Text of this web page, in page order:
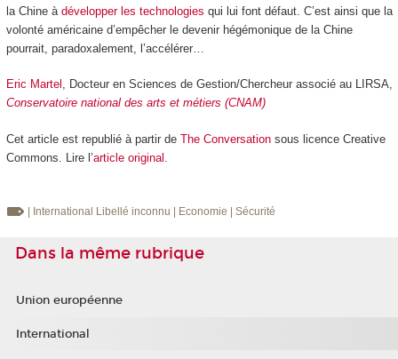
la Chine à développer les technologies qui lui font défaut. C’est ainsi que la
volonté américaine d’empêcher le devenir hégémonique de la Chine
pourrait, paradoxalement, l’accélérer…
Eric Martel , Docteur en Sciences de Gestion/Chercheur associé au LIRSA,
Conservatoire national des arts et métiers (CNAM)
Cet article est republié à partir de The Conversationsous licence Creative
Commons. Lire l’article original
| International Libellé inconnu | Economie | Sécurité
Dans la même rubrique
Union européenne
International